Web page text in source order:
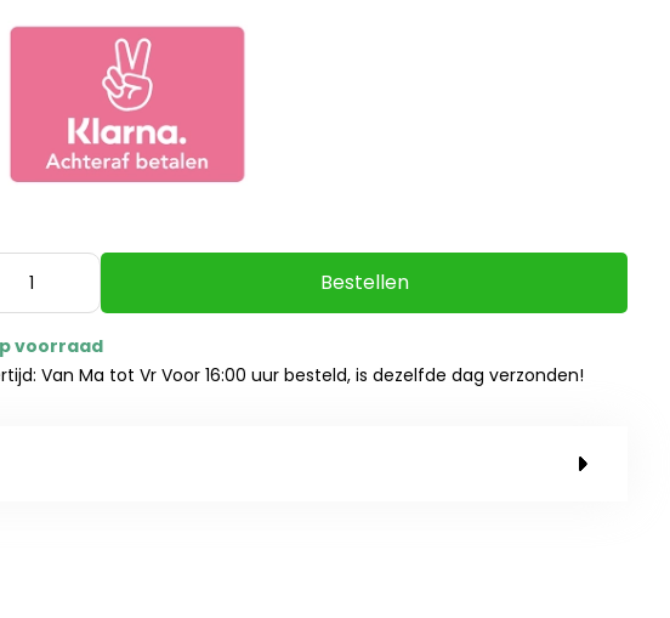
Bestellen
voorraad
Van Ma tot Vr Voor 16:00 uur besteld, is dezelfde dag verzonden!